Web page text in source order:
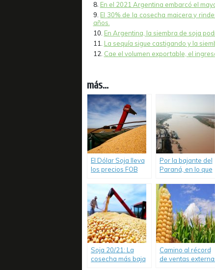
En el 2021 Argentina embarcó el
El 30% de la cosecha maicera y
años.
En Argentina, la siembra de soja
La sequía sigue castigando y la
Cae el volumen exportable, el
más...
El Dólar Soja lleva
los precios FOB
Por la bajante del
Paraná, en lo que
Argentina ya
perdió US$ 620
millones en
exportaciones de
harina y aceite de
soja
Soja 20/21: La
cosecha más baja
Camino al récord
de ventas